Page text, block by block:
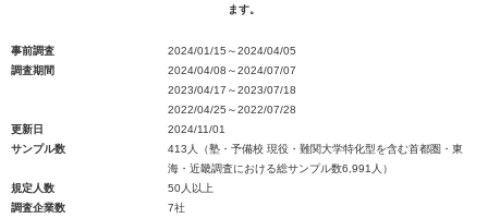
ます。
事前調査
2024/01/15～2024/04/05
調査期間
2024/04/08～2024/07/07
2023/04/17～2023/07/18
2022/04/25～2022/07/28
更新日
2024/11/01
サンプル数
413人（塾・予備校 現役・難関大学特化型を含む首都圏・東
海・近畿調査における総サンプル数6,991人）
規定人数
50人以上
調査企業数
7社